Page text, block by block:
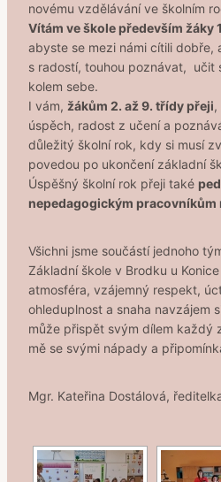
novému vzdělávání ve školním
Vítám ve škole především žáky
abyste se mezi námi cítili dobře,
s radostí, touhou poznávat, učit
kolem sebe.
I vám, žákům 2. až 9. třídy přeji,
úspěch, radost z učení a
důležitý školní rok, kdy si musí
povedou po ukončení základní
Úspěšný školní rok přeji také
nepedagogickým pracovníkům
Všichni jsme součástí jednoho
Základní škole v Brodku u
atmosféra, vzájemný respekt,
ohleduplnost a snaha navzájem
může přispět svým dílem každý
mě se svými nápady a
Mgr. Kateřina Dostálová,